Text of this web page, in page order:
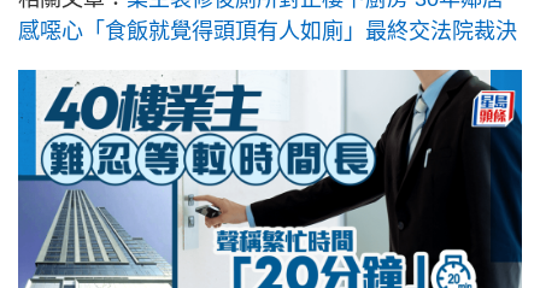
感噁心「食飯就覺得頭頂有人如廁」最終交法院裁決